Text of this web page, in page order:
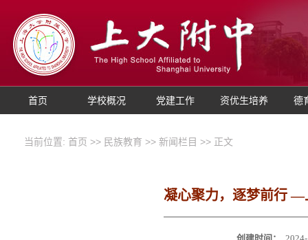
首页 学校概况 党建工作 资优生培养 德
当前位置: 首页 >> 民族教育 >> 新闻栏目 >> 正文
凝心聚力，逐梦前行 —